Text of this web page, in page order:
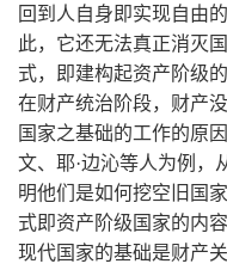
回到人自身即实现自由
此，它还无法真正消灭
式，即建构起资产阶级
在财产统治阶段，财产
国家之基础的工作的原
文、耶·边沁等人为例，
明他们是如何挖空旧国
式即资产阶级国家的内
现代国家的基础是财产